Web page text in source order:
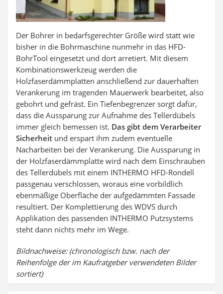
Der Bohrer in bedarfsgerechter Größe wird statt wie
bisher in die Bohrmaschine nunmehr in das HFD-
BohrTool eingesetzt und dort arretiert. Mit diesem
Kombinationswerkzeug werden die
Holzfaserdämmplatten anschließend zur dauerhaften
Verankerung im tragenden Mauerwerk bearbeitet, also
gebohrt und gefräst. Ein Tiefenbegrenzer sorgt dafür,
dass die Aussparung zur Aufnahme des Tellerdübels
immer gleich bemessen ist. Das gibt dem Verarbeiter
Sicherheit und erspart ihm zudem eventuelle
Nacharbeiten bei der Verankerung. Die Aussparung in
der Holzfaserdämmplatte wird nach dem Einschrauben
des Tellerdübels mit einem INTHERMO HFD-Rondell
passgenau verschlossen, woraus eine vorbildlich
ebenmäßige Oberfläche der aufgedämmten Fassade
resultiert. Der Komplettierung des WDVS durch
Applikation des passenden INTHERMO Putzsystems
steht dann nichts mehr im Wege.
Bildnachweise: (chronologisch bzw. nach der
Reihenfolge der im Kaufratgeber verwendeten Bilder
sortiert)